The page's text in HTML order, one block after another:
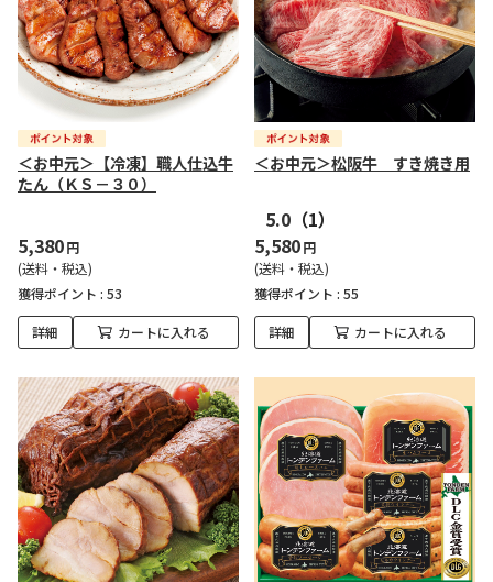
＜お中元＞【冷凍】職人仕込牛
たん（ＫＳ－３０）
5,380円
(送料・税込)
獲得ポイント : 53
詳細 カートに入れる
＜お中元＞松阪牛 すき焼き用
5.0 （1）
5,580円
(送料・税込)
獲得ポイント : 55
詳細 カートに入れる